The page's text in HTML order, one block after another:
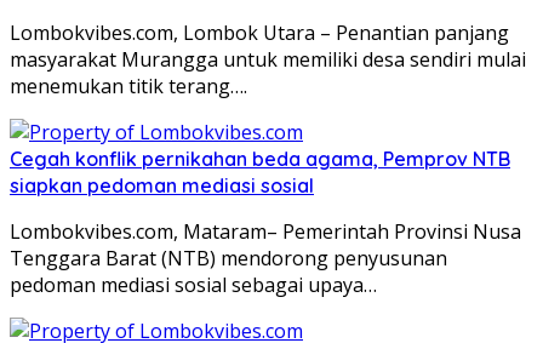
Lombokvibes.com, Lombok Utara – Penantian panjang
masyarakat Murangga untuk memiliki desa sendiri mulai
menemukan titik terang….
Cegah konflik pernikahan beda agama, Pemprov NTB
siapkan pedoman mediasi sosial
Lombokvibes.com, Mataram– Pemerintah Provinsi Nusa
Tenggara Barat (NTB) mendorong penyusunan
pedoman mediasi sosial sebagai upaya…